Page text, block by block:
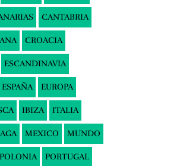
CANTABRIA
CROACIA
ESCANDINAVIA
ESPAÑA EUROPA
IBIZA ITALIA
MEXICO MUNDO
POLONIA PORTUGAL